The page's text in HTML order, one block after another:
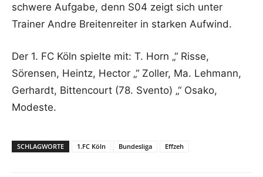
schwere Aufgabe, denn S04 zeigt sich unter
Trainer Andre Breitenreiter in starken Aufwind.
Der 1. FC Köln spielte mit: T. Horn „“ Risse,
Sörensen, Heintz, Hector „“ Zoller, Ma. Lehmann,
Gerhardt, Bittencourt (78. Svento) „“ Osako,
Modeste.
SCHLAGWORTE 1.FC Köln Bundesliga Effzeh